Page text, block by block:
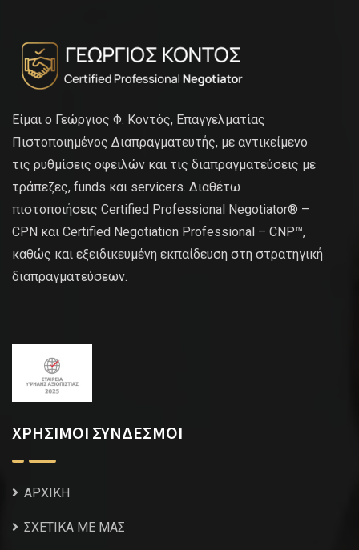
Είμαι ο Γεώργιος Φ. Κοντός, Επαγγελματίας
Πιστοποιημένος Διαπραγματευτής, με αντικείμενο
τις ρυθμίσεις οφειλών και τις διαπραγματεύσεις με
τράπεζες, funds και servicers. Διαθέτω
πιστοποιήσεις Certified Professional Negotiator® –
CPN και Certified Negotiation Professional – CNP™,
καθώς και εξειδικευμένη εκπαίδευση στη στρατηγική
διαπραγματεύσεων.
ΧΡΗΣΙΜΟΙ ΣΥΝΔΕΣΜΟΙ
ΑΡΧΙΚΗ
ΣΧΕΤΙΚΑ ΜΕ ΜΑΣ